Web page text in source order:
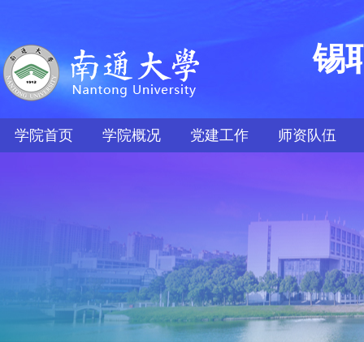
锡
学院首页 学院概况 党建工作 师资队伍